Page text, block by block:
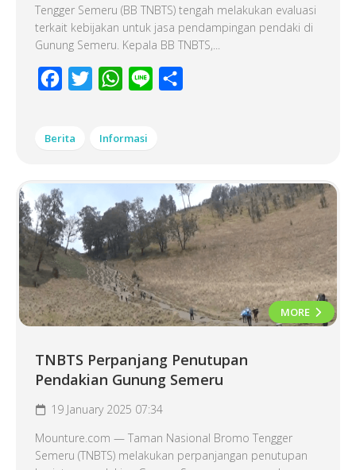
Tengger Semeru (BB TNBTS) tengah melakukan evaluasi
terkait kebijakan untuk jasa pendampingan pendaki di
Gunung Semeru. Kepala BB TNBTS,...
Facebook
Twitter WhatsApp
Line
Berita Informasi
MORE
TNBTS Perpanjang Penutupan
Pendakian Gunung Semeru
19 January 2025 07:34
Mounture.com — Taman Nasional Bromo Tengger
Semeru (TNBTS) melakukan perpanjangan penutupan